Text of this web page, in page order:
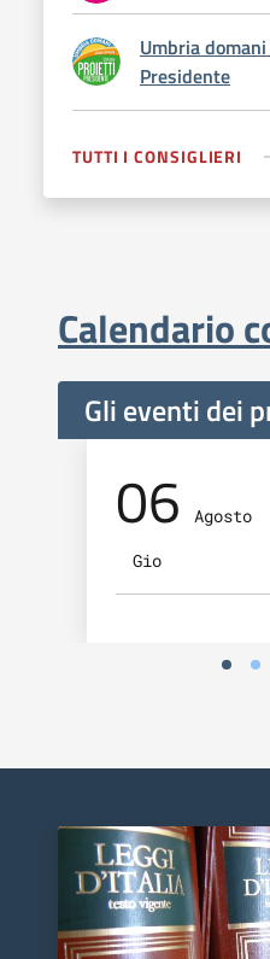
Umbria
Presidente
TUTTI I CONSIGLIERI
Calendario
Gli eventi dei
06
Agosto
Gio